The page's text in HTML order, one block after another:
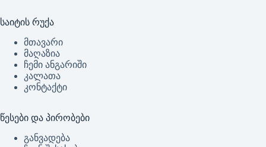
საიტის რუქა
მთავარი
მაღაზია
ჩემი ანგარიში
კალათა
კონტაქტი
წესები და პირობები
განვადება